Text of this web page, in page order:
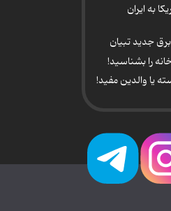
به ایران
برق جدید تبیان
را بشناسید!
یا والدین مفید!